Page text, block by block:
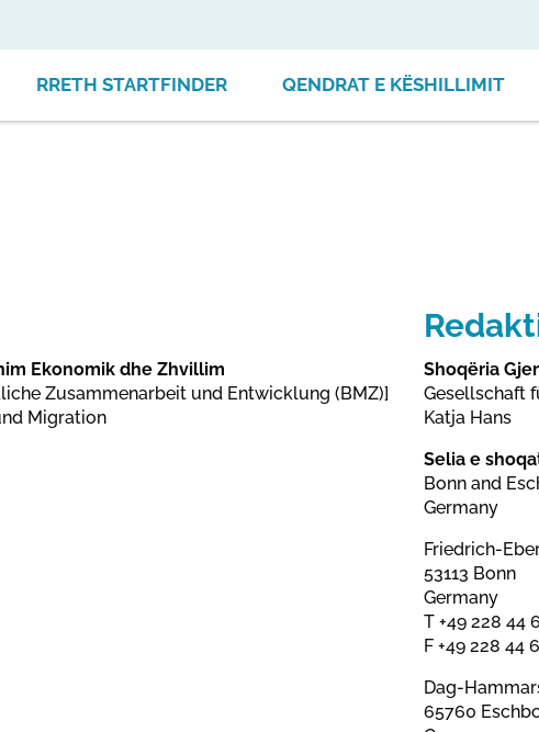
RRETH STARTFINDER QENDRAT E KËSHILLIMIT
Ekonomik dhe Zhvillim
Zusammenarbeit und Entwicklung (BMZ)]
Migration
Shoqëria
Gesellschaft
Katja Hans
Selia e
Bonn and
Germany
Friedrich-
53113 Bonn
Germany
T +49 228 44
F +49 228 44
Dag-
65760